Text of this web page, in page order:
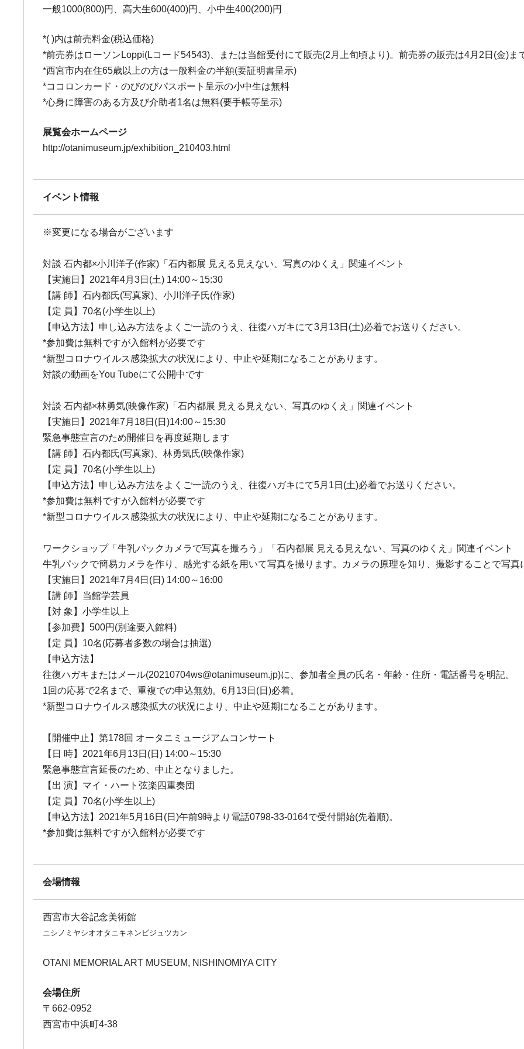
一般1000(800)円、高大生600(400)円、小中生400(200)円
*( )内は前売料金(税込価格)
*前売券はローソンLoppi(Lコード54543)、または当館受付にて販売(2月上旬頃より)。前売券の販売は4月2日(金)ま
*西宮市内在住65歳以上の方は一般料金の半額(要証明書呈示)
*ココロンカード・のびのびパスポート呈示の小中生は無料
*心身に障害のある方及び介助者1名は無料(要手帳等呈示)
展覧会ホームページ
http://otanimuseum.jp/exhibition_210403.html
イベント情報
※変更になる場合がございます
対談 石内都×小川洋子(作家)「石内都展 見える見えない、写真のゆくえ」関連イベント
【実施日】2021年4月3日(土) 14:00～15:30
【講 師】石内都氏(写真家)、小川洋子氏(作家)
【定 員】70名(小学生以上)
【申込方法】申し込み方法をよくご一読のうえ、往復ハガキにて3月13日(土)必着でお送りください。
*参加費は無料ですが入館料が必要です
*新型コロナウイルス感染拡大の状況により、中止や延期になることがあります。
対談の動画をYou Tubeにて公開中です
対談 石内都×林勇気(映像作家)「石内都展 見える見えない、写真のゆくえ」関連イベント
【実施日】2021年7月18日(日)14:00～15:30
緊急事態宣言のため開催日を再度延期します
【講 師】石内都氏(写真家)、林勇気氏(映像作家)
【定 員】70名(小学生以上)
【申込方法】申し込み方法をよくご一読のうえ、往復ハガキにて5月1日(土)必着でお送りください。
*参加費は無料ですが入館料が必要です
*新型コロナウイルス感染拡大の状況により、中止や延期になることがあります。
ワークショップ「牛乳パックカメラで写真を撮ろう」「石内都展 見える見えない、写真のゆくえ」関連イベント
牛乳パックで簡易カメラを作り、感光する紙を用いて写真を撮ります。カメラの原理を知り、撮影することで写
【実施日】2021年7月4日(日) 14:00～16:00
【講 師】当館学芸員
【対 象】小学生以上
【参加費】500円(別途要入館料)
【定 員】10名(応募者多数の場合は抽選)
【申込方法】
往復ハガキまたはメール(20210704ws@otanimuseum.jp)に、参加者全員の氏名・年齢・住所・電話番号を明記。
1回の応募で2名まで、重複での申込無効。6月13日(日)必着。
*新型コロナウイルス感染拡大の状況により、中止や延期になることがあります。
【開催中止】第178回 オータニミュージアムコンサート
【日 時】2021年6月13日(日) 14:00～15:30
緊急事態宣言延長のため、中止となりました。
【出 演】マイ・ハート弦楽四重奏団
【定 員】70名(小学生以上)
【申込方法】2021年5月16日(日)午前9時より電話0798-33-0164で受付開始(先着順)。
*参加費は無料ですが入館料が必要です
会場情報
西宮市大谷記念美術館
ニシノミヤシオオタニキネンビジュツカン
OTANI MEMORIAL ART MUSEUM, NISHINOMIYA CITY
会場住所
〒662-0952
西宮市中浜町4-38